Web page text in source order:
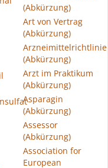
(Abkürzung)
Art von Vertrag
(Abkürzung)
Arzneimittelrichtlinie
(Abkürzung)
Arzt im Praktikum
(Abkürzung)
Asparagin
(Abkürzung)
Assessor
(Abkürzung)
Association for
European